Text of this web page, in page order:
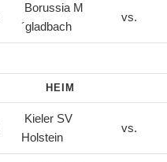
Borussia M
´gladbach
vs.
HEIM
Kieler SV
Holstein
vs.